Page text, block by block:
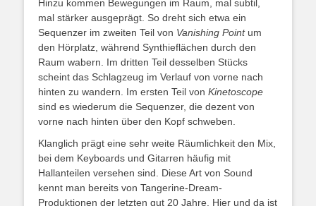
Hinzu kommen Bewegungen im Raum, mal subtil,
mal stärker ausgeprägt. So dreht sich etwa ein
Sequenzer im zweiten Teil von Vanishing Pointum
den Hörplatz, während Synthieflächen durch den
Raum wabern. Im dritten Teil desselben Stücks
scheint das Schlagzeug im Verlauf von vorne nach
hinten zu wandern. Im ersten Teil von Kinetoscope
sind es wiederum die Sequenzer, die dezent von
vorne nach hinten über den Kopf schweben.
Klanglich prägt eine sehr weite Räumlichkeit den Mix,
bei dem Keyboards und Gitarren häufig mit
Hallanteilen versehen sind. Diese Art von Sound
kennt man bereits von Tangerine-Dream-
Produktionen der letzten gut 20 Jahre. Hier und da ist